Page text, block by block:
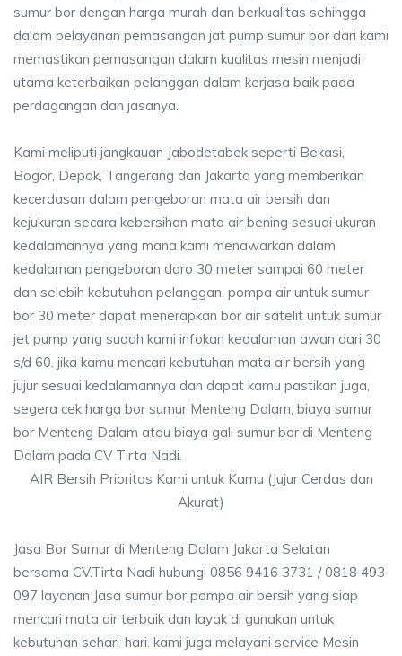
sumur bor dengan harga murah dan berkualitas sehingga
dalam pelayanan pemasangan jat pump sumur bor dari kami
memastikan pemasangan dalam kualitas mesin menjadi
utama keterbaikan pelanggan dalam kerjasa baik pada
perdagangan dan jasanya.
Kami meliputi jangkauan Jabodetabek seperti Bekasi,
Bogor, Depok, Tangerang dan Jakarta yang memberikan
kecerdasan dalam pengeboran mata air bersih dan
kejukuran secara kebersihan mata air bening sesuai ukuran
kedalamannya yang mana kami menawarkan dalam
kedalaman pengeboran daro 30 meter sampai 60 meter
dan selebih kebutuhan pelanggan, pompa air untuk sumur
bor 30 meter dapat menerapkan bor air satelit untuk sumur
jet pump yang sudah kami infokan kedalaman awan dari 30
s/d 60. jika kamu mencari kebutuhan mata air bersih yang
jujur sesuai kedalamannya dan dapat kamu pastikan juga,
segera cek harga bor sumur Menteng Dalam, biaya sumur
bor Menteng Dalam atau biaya gali sumur bor di Menteng
Dalam pada CV Tirta Nadi.
AIR Bersih Prioritas Kami untuk Kamu (Jujur Cerdas dan
Akurat)
Jasa Bor Sumur di Menteng Dalam Jakarta Selatan
bersama CV.Tirta Nadi hubungi 0856 9416 3731 / 0818 493
097 layanan Jasa sumur bor pompa air bersih yang siap
mencari mata air terbaik dan layak di gunakan untuk
kebutuhan sehari-hari. kami juga melayani service Mesin